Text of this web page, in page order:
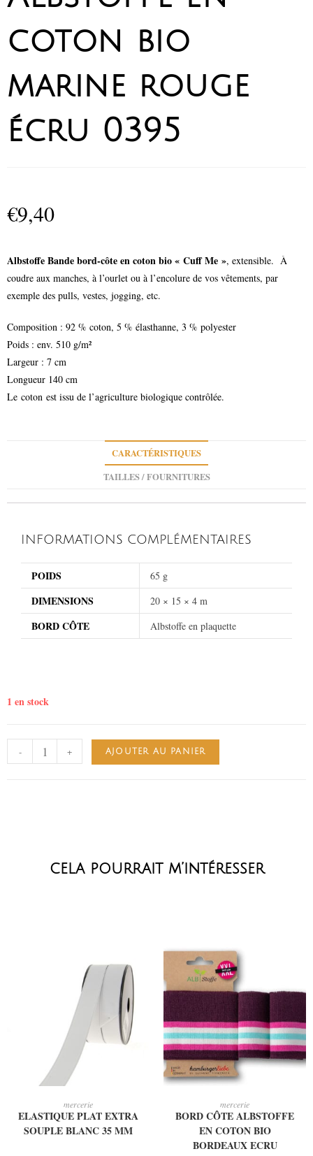
coton bio
marine rouge
écru 0395
€9,40
Albstoffe Bande bord-côte en coton bio « Cuff Me », extensible. À
coudre aux manches, à l’ourlet ou à l’encolure de vos vêtements, par
exemple des pulls, vestes, jogging, etc.
Composition : 92 % coton, 5 % élasthanne, 3 % polyester
Poids : env. 510 g/m²
Largeur : 7 cm
Longueur 140 cm
Le coton est issu de l’agriculture biologique contrôlée.
CARACTÉRISTIQUES
TAILLES / FOURNITURES
INFORMATIONS COMPLÉMENTAIRES
POIDS 65 g
DIMENSIONS 20 × 15 × 4 m
BORD CÔTE Albstoffe en plaquette
1 en stock
- + AJOUTER AU PANIER
cela pourrait m’intéresser
mercerie
ELASTIQUE PLAT EXTRA
SOUPLE BLANC 35 MM
mercerie
BORD CÔTE ALBSTOFFE
EN COTON BIO
BORDEAUX ECRU